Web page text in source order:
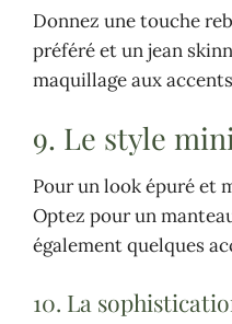
Donnez une touche
préféré et un jean
maquillage aux
9. Le style
Pour un look épuré et
Optez pour un
également quelques
10. La